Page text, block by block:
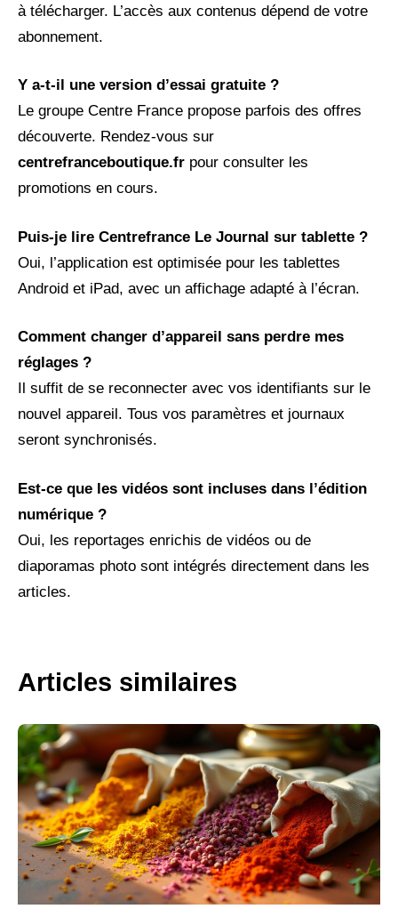
à télécharger. L’accès aux contenus dépend de votre
abonnement.
Y a-t-il une version d’essai gratuite ?
Le groupe Centre France propose parfois des offres
découverte. Rendez-vous sur
centrefranceboutique.fr pour consulter les
promotions en cours.
Puis-je lire Centrefrance Le Journal sur tablette ?
Oui, l’application est optimisée pour les tablettes
Android et iPad, avec un affichage adapté à l’écran.
Comment changer d’appareil sans perdre mes
réglages ?
Il suffit de se reconnecter avec vos identifiants sur le
nouvel appareil. Tous vos paramètres et journaux
seront synchronisés.
Est-ce que les vidéos sont incluses dans l’édition
numérique ?
Oui, les reportages enrichis de vidéos ou de
diaporamas photo sont intégrés directement dans les
articles.
Articles similaires